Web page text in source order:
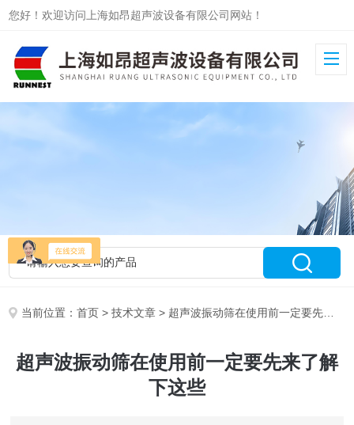
您好！欢迎访问上海如昂超声波设备有限公司网站！
当前位置：首页 >技术文章 > 超声波振动筛在使用前一定要先来了解下这些
超声波振动筛在使用前一定要先来了解
下这些